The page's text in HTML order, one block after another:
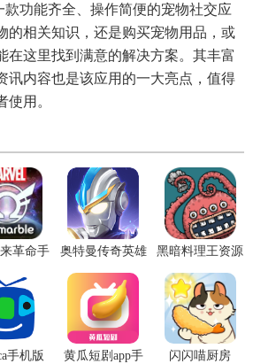
功能齐全、操作简便的宠物社交应
的相关知识，还是购买宠物用品，或
在这里找到满意的解决方案。其丰富
讯内容也是该应用的一大亮点，值得
用。
革命手
奥特曼传奇英雄
体验服
黑暗料理王资源
无限
手机版
黄瓜短剧app手
闪闪喵厨房